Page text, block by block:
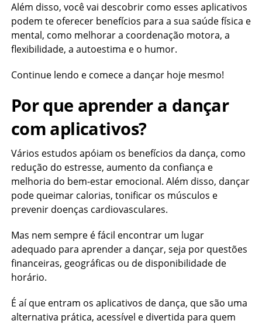
Além disso, você vai descobrir como esses aplicativos
podem te oferecer benefícios para a sua saúde física e
mental, como melhorar a coordenação motora, a
flexibilidade, a autoestima e o humor.
Continue lendo e comece a dançar hoje mesmo!
Por que aprender a dançar
com aplicativos?
Vários estudos apóiam os benefícios da dança, como
redução do estresse, aumento da confiança e
melhoria do bem-estar emocional. Além disso, dançar
pode queimar calorias, tonificar os músculos e
prevenir doenças cardiovasculares.
Mas nem sempre é fácil encontrar um lugar
adequado para aprender a dançar, seja por questões
financeiras, geográficas ou de disponibilidade de
horário.
É aí que entram os aplicativos de dança, que são uma
alternativa prática, acessível e divertida para quem